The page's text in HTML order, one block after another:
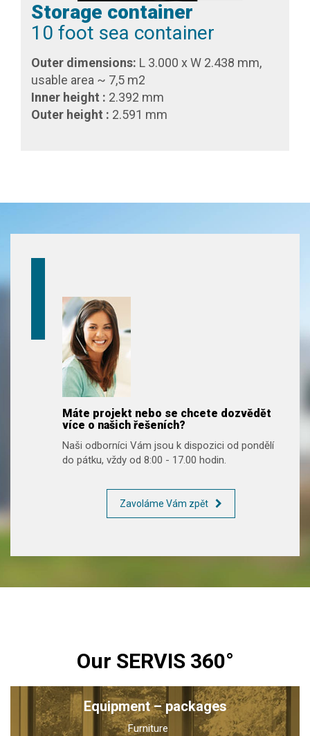
Storage container
10 foot sea container
Outer dimensions: L 3.000 x W 2.438 mm,
usable area ~ 7,5 m2
Inner height : 2.392 mm
Outer height : 2.591 mm
Máte projekt nebo se chcete dozvědět
více o našich řešeních?
Naši odborníci Vám jsou k dispozici od pondělí
do pátku, vždy od 8:00 - 17.00 hodin.
Zavoláme Vám zpět
Our SERVIS 360°
Equipment – packages
Furniture